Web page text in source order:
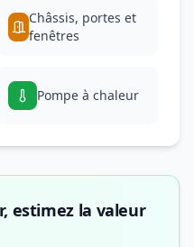
Châssis, portes et
fenêtres
Pompe à chaleur
estimez la valeur